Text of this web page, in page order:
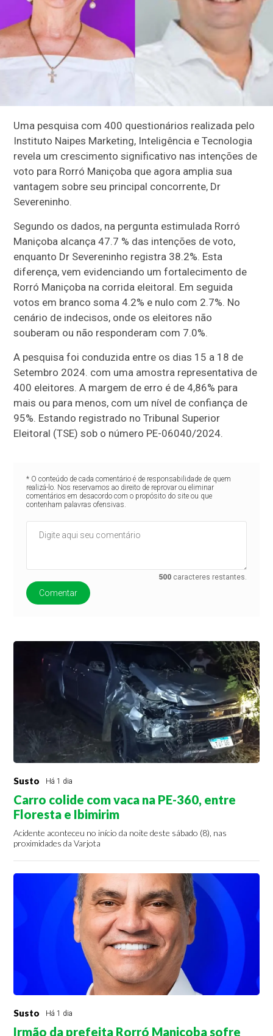
Uma pesquisa com 400 questionários realizada pelo
Instituto Naipes Marketing, Inteligência e Tecnologia
revela um crescimento significativo nas intenções de
voto para Rorró Maniçoba que agora amplia sua
vantagem sobre seu principal concorrente, Dr
Severeninho.
Segundo os dados, na pergunta estimulada Rorró
Maniçoba alcança 47.7 % das intenções de voto,
enquanto Dr Severeninho registra 38.2%. Esta
diferença, vem evidenciando um fortalecimento de
Rorró Maniçoba na corrida eleitoral. Em seguida
votos em branco soma 4.2% e nulo com 2.7%. No
cenário de indecisos, onde os eleitores não
souberam ou não responderam com 7.0%.
A pesquisa foi conduzida entre os dias 15 a 18 de
Setembro 2024. com uma amostra representativa de
400 eleitores. A margem de erro é de 4,86% para
mais ou para menos, com um nível de confiança de
95%. Estando registrado no Tribunal Superior
Eleitoral (TSE) sob o número PE-06040/2024.
* O conteúdo de cada comentário é de responsabilidade de quem
realizá-lo. Nos reservamos ao direito de reprovar ou eliminar
comentários em desacordo com o propósito do site ou que
contenham palavras ofensivas.
500 caracteres restantes.
Comentar
Susto Há 1 dia
Carro colide com vaca na PE-360, entre
Floresta e Ibimirim
Acidente aconteceu no início da noite deste sábado (8), nas
proximidades da Varjota
Susto Há 1 dia
Irmão da prefeita Rorró Maniçoba sofre